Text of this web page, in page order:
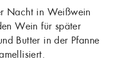
Nacht in Weißwein
Wein für später
Butter in der Pfanne